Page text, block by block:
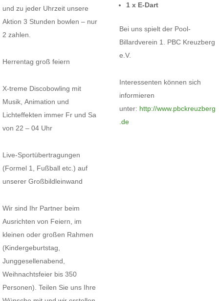
und zu jeder Uhrzeit unsere
Aktion 3 Stunden bowlen – nur
2 zahlen.
Herrentag groß feiern
X-treme Discobowling mit
Musik, Animation und
Lichteffekten immer Fr und Sa
von 22 – 04 Uhr
Live-Sportübertragungen
(Formel 1, Fußball etc.) auf
unserer Großbildleinwand
Wir sind Ihr Partner beim
Ausrichten von Feiern, im
kleinen oder großen Rahmen
(Kindergeburtstag,
Junggesellenabend,
Weihnachtsfeier bis 350
Personen). Teilen Sie uns Ihre
1 x E-Dart
Bei uns spielt der Pool-
Billardverein 1. PBC Kreuzberg
e.V.
Interessenten können sich
informieren
unter: http://www.pbckreuzberg
.de